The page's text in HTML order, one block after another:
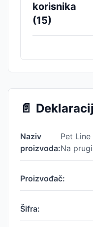
korisnika
(15)
📄
Naziv
proizvoda:
Pet
Na
Proizvođač:
Šifra: